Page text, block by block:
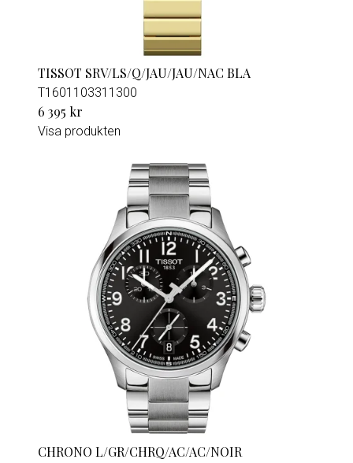
TISSOT SRV/LS/Q/JAU/JAU/NAC BLA
T1601103311300
6 395 kr
Visa produkten
CHRONO L/GR/CHRQ/AC/AC/NOIR